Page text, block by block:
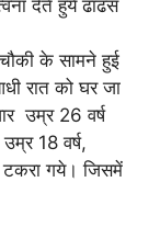
देते हुये ढांढस
के सामने हुई
रात को घर जा
उम्र 26 वर्ष
18 वर्ष,
टकरा गये। जिसमें